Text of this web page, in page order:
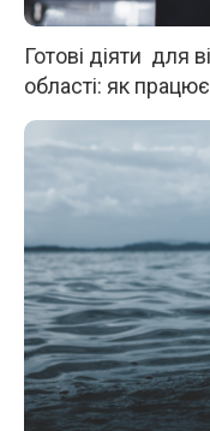
Готові діяти для
області: як